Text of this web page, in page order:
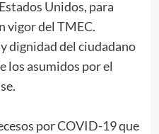
Unidos, para
vigor del TMEC.
dignidad del ciudadano
los asumidos por el
por COVID-19 que